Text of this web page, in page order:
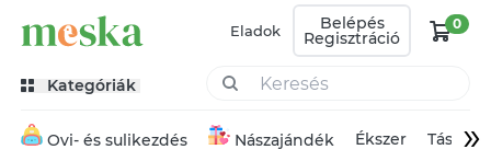
Eladok Belépés
Regisztráció
0
Kategóriák
Ovi- és sulikezdés Nászajándék Ékszer Táska»